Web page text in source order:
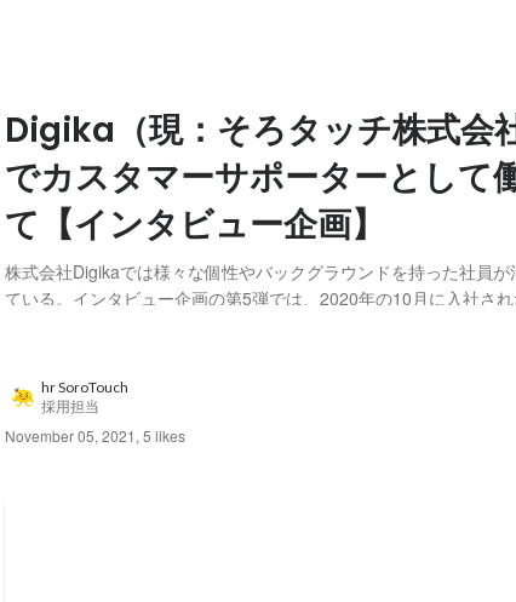
Digika（現：そろタッチ株式会
でカスタマーサポーターとして
て【インタビュー企画】
株式会社Digikaでは様々な個性やバックグラウンドを持った社員が
ている。インタビュー企画の第5弾では、2020年の10月に入社さ
「そろタッチ株式会社」に...
hr SoroTouch
採用担当
November 05, 2021 , 5 likes